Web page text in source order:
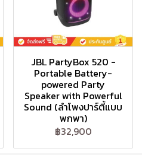
JBL PartyBox 520 -
Portable Battery-
powered Party
Speaker with Powerful
Sound (ลำโพงปาร์ตี้แบบ
พกพา)
฿32,900